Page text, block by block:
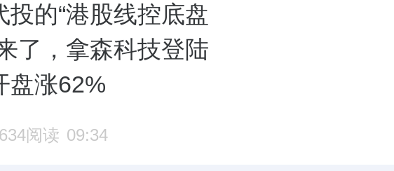
投的“港股线控底盘
了，拿森科技登陆
盘涨62%
阅读 09:34